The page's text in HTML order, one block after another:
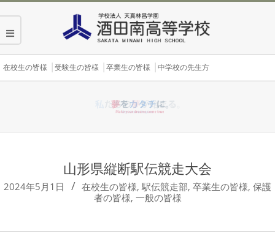
content
Secondary
在校生の皆様 受験生の皆様 卒業生の皆様 中学校の先生方
山形県縦断駅伝競走大会
2024年5月1日 在校生の皆様,駅伝競走部, 卒業生の皆様, 保護
者の皆様, 一般の皆様